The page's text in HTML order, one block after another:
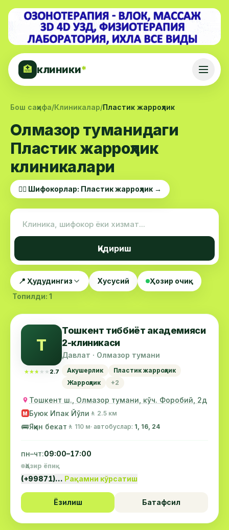
🏥 клиники*
Бош саҳифа/Клиникалар/Пластик жарроҳлик
Олмазор туманидаги
Пластик жарроҳлик
клиникалари
👨‍⚕️ Шифокорлар: Пластик жарроҳлик →
Қидириш
📍 Ҳудудингиз Хусусий
Ҳозир очиқ
Топилди: 1
Т
★★★★★
★★★★★ 2.7
Тошкент тиббиёт академияси
2-клиникаси
Давлат · Олмазор тумани
Акушерлик
Пластик жарроҳлик
Жарроҳлик
+2
Тошкент ш., Олмазор тумани, кўч. Форобий, 2д
М Буюк Ипак Йўли 🚶 2.5 км
🚌Яқин бекат 🚶 110 м· автобуслар: 1, 16, 24
пн–чт:09:00–17:00
Ҳозир ёпиқ
(+99871)… Рақамни кўрсатиш
Ёзилиш Батафсил